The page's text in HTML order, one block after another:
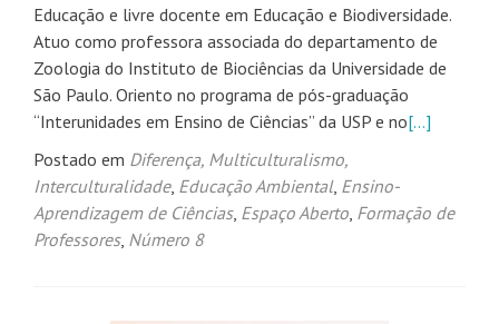
Educação e livre docente em Educação e Biodiversidade.
Atuo como professora associada do departamento de
Zoologia do Instituto de Biociências da Universidade de
São Paulo. Oriento no programa de pós-graduação
“Interunidades em Ensino de Ciências” da USP e no[…]
Postado em Diferença, Multiculturalismo,
Interculturalidade, Educação Ambiental, Ensino-
Aprendizagem de Ciências, Espaço Aberto, Formação de
Professores, Número 8